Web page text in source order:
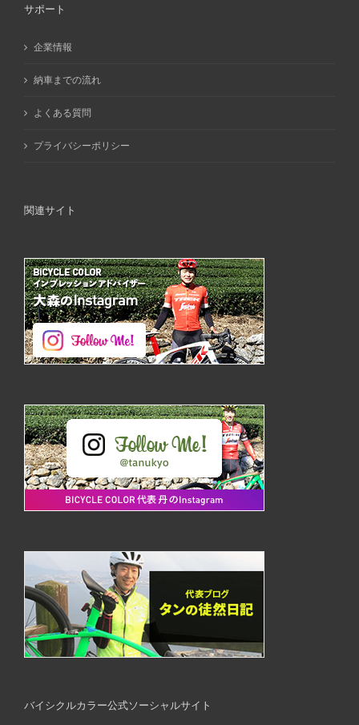
サポート
企業情報
納車までの流れ
よくある質問
プライバシーポリシー
関連サイト
バイシクルカラー公式ソーシャルサイト